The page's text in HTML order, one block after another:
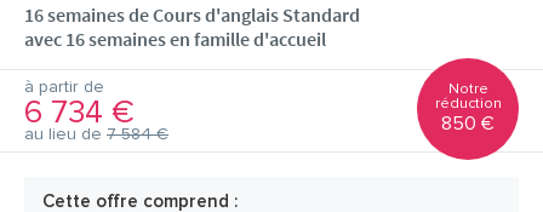
16 semaines de Cours d'anglais Standard
avec 16 semaines en famille d'accueil
à partir de
6 734 €
au lieu de 7 584 €
Notre
réduction
850 €
Cette offre comprend :